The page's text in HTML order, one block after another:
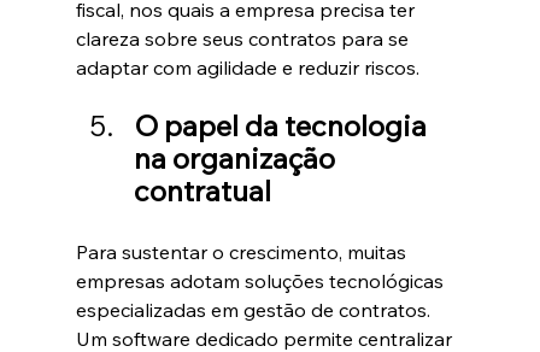
fiscal, nos quais a empresa precisa ter
clareza sobre seus contratos para se
adaptar com agilidade e reduzir riscos.
O papel da tecnologia
na organização
contratual
Para sustentar o crescimento, muitas
empresas adotam soluções tecnológicas
especializadas em gestão de contratos.
Um software dedicado permite centralizar